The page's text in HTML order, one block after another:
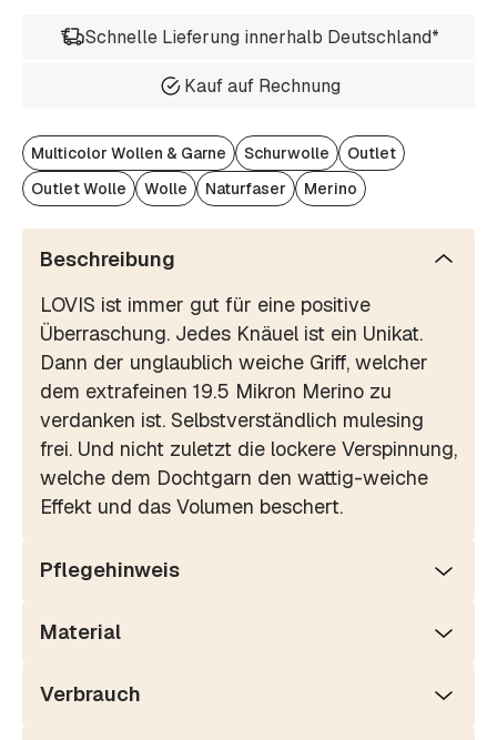
Schnelle Lieferung innerhalb Deutschland*
Kauf auf Rechnung
Multicolor Wollen & Garne Schurwolle
Outlet
Outlet Wolle
Wolle Naturfaser Merino
Beschreibung
LOVIS ist immer gut für eine positive
Überraschung. Jedes Knäuel ist ein Unikat.
Dann der unglaublich weiche Griff, welcher
dem extrafeinen 19.5 Mikron Merino zu
verdanken ist. Selbstverständlich mulesing
frei. Und nicht zuletzt die lockere Verspinnung,
welche dem Dochtgarn den wattig-weiche
Effekt und das Volumen beschert.
Pflegehinweis
Material
Verbrauch